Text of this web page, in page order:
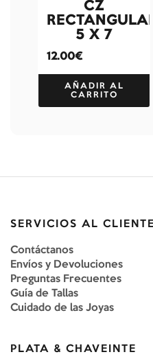
CZ
RECTANGULAR
5 X 7
12.00€
AÑADIR AL
CARRITO
SERVICIOS AL CLIENTE
Contáctanos
Envíos y Devoluciones
Preguntas Frecuentes
Guía de Tallas
Cuidado de las Joyas
PLATA & CHAVEINTE